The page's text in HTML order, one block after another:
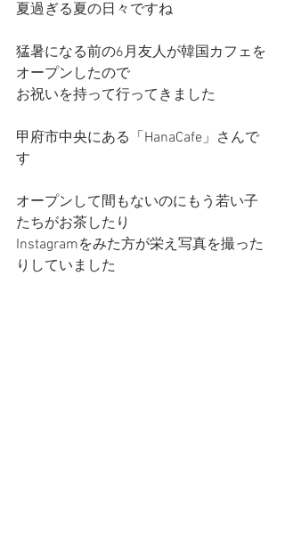
夏過ぎる夏の日々ですね
猛暑になる前の6月友人が韓国カフェを
オープンしたので
お祝いを持って行ってきました
甲府市中央にある「HanaCafe」さんで
す
オープンして間もないのにもう若い子
たちがお茶したり
Instagramをみた方が栄え写真を撮った
りしていました